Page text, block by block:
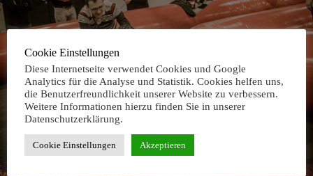
Cookie Einstellungen
Diese Internetseite verwendet Cookies und Google
Analytics für die Analyse und Statistik. Cookies helfen uns,
die Benutzerfreundlichkeit unserer Website zu verbessern.
Weitere Informationen hierzu finden Sie in unserer
Datenschutzerklärung.
Cookie Einstellungen Akzeptieren